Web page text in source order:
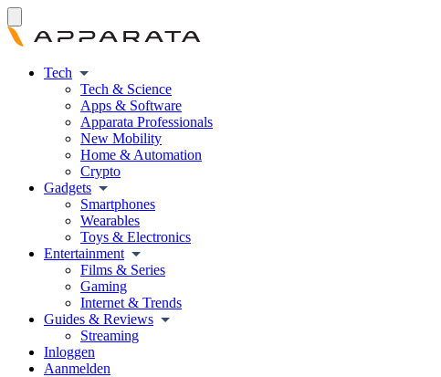
Tech
Tech & Science
Apps & Software
Apparata Professionals
New Mobility
Home & Automation
Crypto
Gadgets
Smartphones
Wearables
Toys & Electronics
Entertainment
Films & Series
Gaming
Internet & Trends
Guides & Reviews
Streaming
Inloggen
Aanmelden